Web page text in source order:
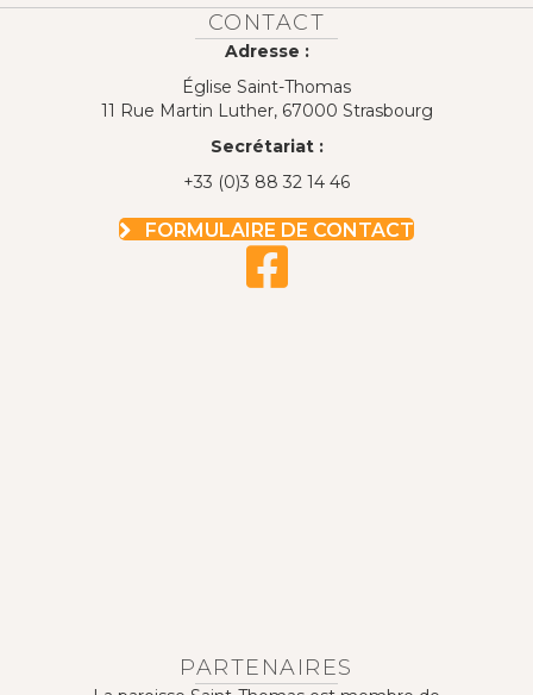
CONTACT
Adresse :
Église Saint-Thomas
11 Rue Martin Luther, 67000 Strasbourg
Secrétariat :
+33 (0)3 88 32 14 46
FORMULAIRE DE CONTACT
PARTENAIRES